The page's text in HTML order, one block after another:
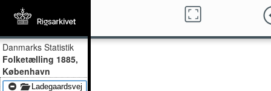
Danmarks Statistik
Folketælling 1885,
København
Ladegaardsvej